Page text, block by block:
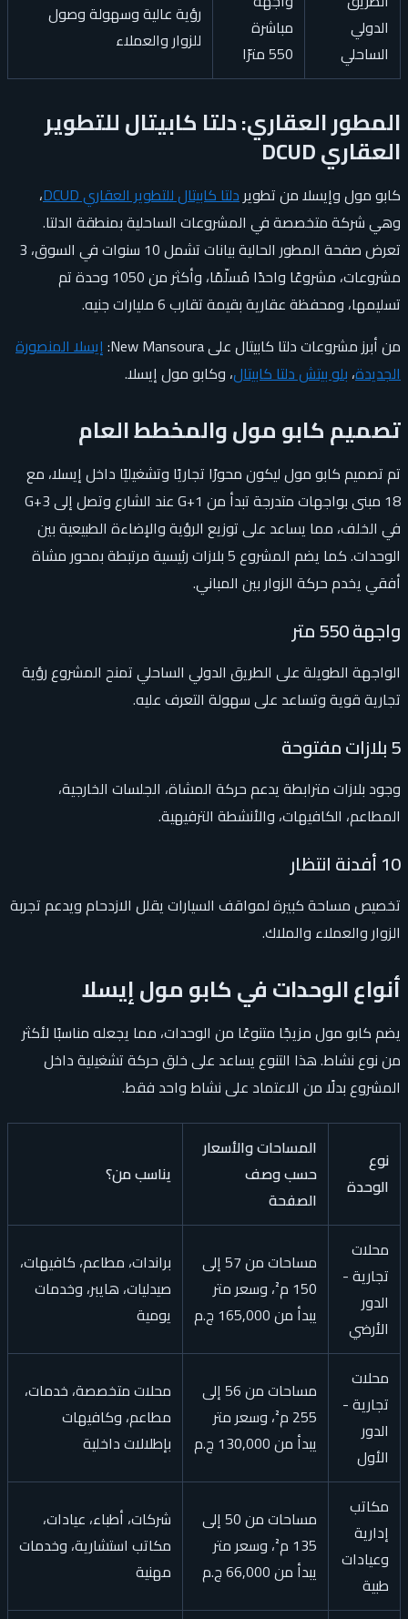
الدولي
الساحلي
مباشرة
550 مترًا
رؤية عالية وسهولة وصول
للزوار والعملاء
المطور العقاري: دلتا كابيتال للتطوير
العقاري DCUD
كابو مول وإيسلا من تطويردلتا كابيتال للتطوير العقاري DCUD
،
وهي شركة متخصصة في المشروعات الساحلية بمنطقة الدلتا.
تعرض صفحة المطور الحالية بيانات تشمل 10 سنوات في السوق، 3
مشروعات، مشروعًا واحدًا مُسلّمًا، وأكثر من 1050 وحدة تم
تسليمها، ومحفظة عقارية بقيمة تقارب 6 مليارات جنيه.
من أبرز مشروعات دلتا كابيتال على New Mansoura:
إيسلا المنصورة
الجديدة، بلو بيتش دلتا كابيتال، وكابو مول إيسلا.
تصميم كابو مول والمخطط العام
تم تصميم كابو مول ليكون محورًا تجاريًا وتشغيليًا داخل إيسلا، مع
18 مبنى بواجهات متدرجة تبدأ من G+1 عند الشارع وتصل إلى G+3
في الخلف، مما يساعد على توزيع الرؤية والإضاءة الطبيعية بين
الوحدات. كما يضم المشروع 5 بلازات رئيسية مرتبطة بمحور مشاة
أفقي يخدم حركة الزوار بين المباني.
واجهة 550 متر
الواجهة الطويلة على الطريق الدولي الساحلي تمنح المشروع رؤية
تجارية قوية وتساعد على سهولة التعرف عليه.
5 بلازات مفتوحة
وجود بلازات مترابطة يدعم حركة المشاة، الجلسات الخارجية،
المطاعم، الكافيهات، والأنشطة الترفيهية.
10 أفدنة انتظار
تخصيص مساحة كبيرة لمواقف السيارات يقلل الازدحام ويدعم تجربة
الزوار والعملاء والملاك.
أنواع الوحدات في كابو مول إيسلا
يضم كابو مول مزيجًا متنوعًا من الوحدات، مما يجعله مناسبًا لأكثر
من نوع نشاط. هذا التنوع يساعد على خلق حركة تشغيلية داخل
المشروع بدلًا من الاعتماد على نشاط واحد فقط.
نوع
الوحدة
المساحات والأسعار
حسب وصف
الصفحة
يناسب من؟
محلات
تجارية -
الدور
الأرضي
مساحات من 57 إلى
150 م²، وسعر متر
يبدأ من 165,000 ج.م
براندات، مطاعم، كافيهات،
صيدليات، هايبر، وخدمات
يومية
محلات
تجارية -
الدور
الأول
مساحات من 56 إلى
255 م²، وسعر متر
يبدأ من 130,000 ج.م
محلات متخصصة، خدمات،
مطاعم، وكافيهات
بإطلالات داخلية
مكاتب
إدارية
وعيادات
طبية
مساحات من 50 إلى
135 م²، وسعر متر
يبدأ من 66,000 ج.م
شركات، أطباء، عيادات،
مكاتب استشارية، وخدمات
مهنية